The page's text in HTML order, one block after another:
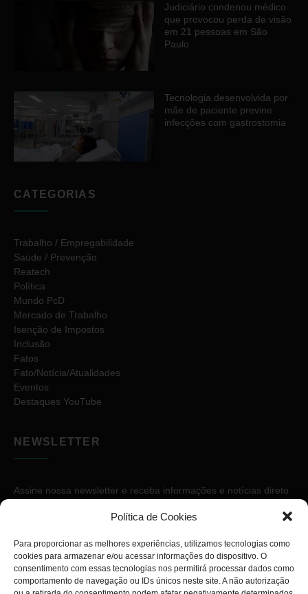
Política de Cookies
Para proporcionar as melhores experiências, utilizamos tecnologias como
cookies para armazenar e/ou acessar informações do dispositivo. O
consentimento com essas tecnologias nos permitirá processar dados como
comportamento de navegação ou IDs únicos neste site. A não autorização
Judiciário condenou médico
que provocou perda de visão
em 21 pessoas em São
Paulo
Tecnologia desenvolvida por
mãe de paciente previne
infecções com gastrostomia
CATEGORIAS
Trabalho / Empregabilidade
Saúde / Prevenção
Reatech
Política
Mundo PcD
Mercado de Trabalho
Isenção de Impostos
Inclusão
Fatos
Fato/Notícia/Atualidades
Eventos
Destaques YouTube
NEWSLETTER
Assine nossa newsletter e receba informações e notícias direto